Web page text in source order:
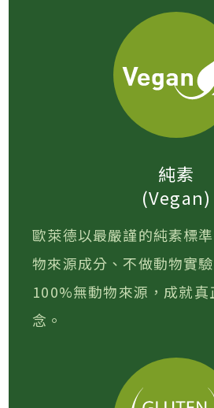
純素
(Vegan)
歐萊德以最嚴謹的純素標
物來源成分、不做動物實
100%無動物來源，成就真
念。